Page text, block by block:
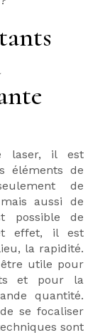
laser, il est
éléments de
de
aussi de
possible de
effet, il est
la rapidité.
utile pour
et pour la
quantité.
se focaliser
sont